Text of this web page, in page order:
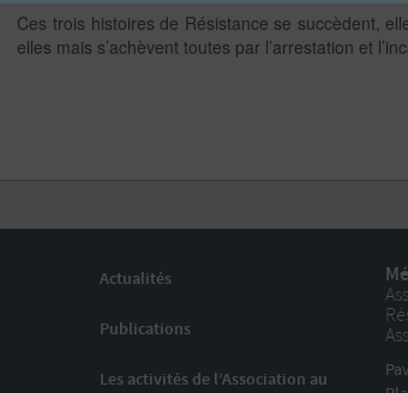
Ces trois histoires de Résistance se succèdent,
elles mais s’achèvent toutes par l’arrestation et
Actualités
Publications
Les activités de l’Association au